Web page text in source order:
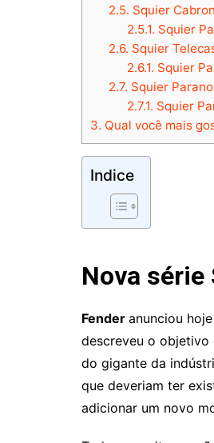
2.5. Squier
2.5.1. Squier
2.6. Squier
2.6.1. Squier
2.7. Squier
2.7.1. Squier
3. Qual você mais
Indice
Nova série
Fender anunciou
descreveu o objetivo
do gigante da
que deveriam ter
adicionar um novo